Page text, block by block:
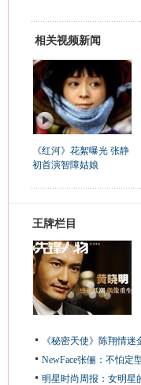
相关视频新闻
《红河》花絮曝光 张静
初首演智障姑娘
王牌栏目
《秘密天使》陈翔情
NewFace张俪：不怕定
明星时尚周报：女明星